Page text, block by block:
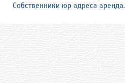
Собственники юр адреса аренда.